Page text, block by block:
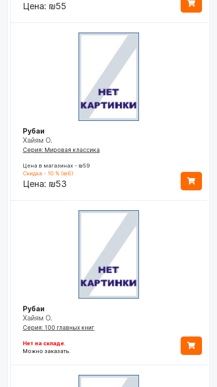
Цена: ₪55
Рубаи
Хайям О.
Серия: Мировая классика
Цена в магазинах - ₪59
Скидка - 10 % (₪6)
Цена: ₪53
Рубаи
Хайям О.
Серия: 100 главных книг
Нет на складе.
Можно заказать.